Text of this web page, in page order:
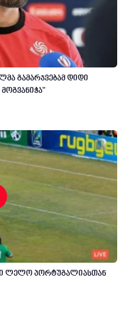
გამარჯვებამ დიდი
ლელო პორტუგალიასთან